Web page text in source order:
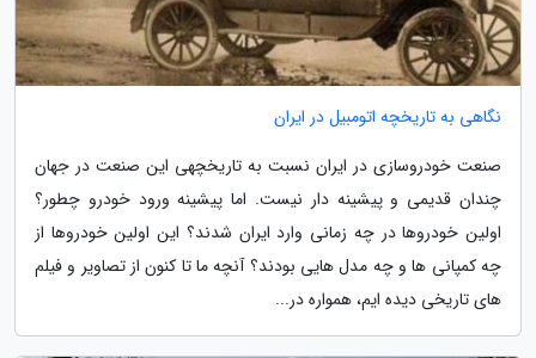
نگاهی به تاریخچه اتومبیل در ایران
صنعت خودروسازی در ایران نسبت به تاریخچهی این صنعت در جهان
چندان قدیمی و پیشینه دار نیست. اما پیشینه ورود خودرو چطور؟
اولین خودروها در چه زمانی وارد ایران شدند؟ این اولین خودروها از
چه کمپانی ها و چه مدل هایی بودند؟ آنچه ما تا کنون از تصاویر و فیلم
های تاریخی دیده ایم، همواره در...